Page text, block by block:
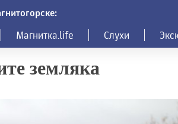
Магнитка.life Слухи
земляка